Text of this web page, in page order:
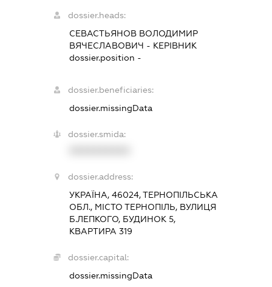
dossier.heads:
СЕВАСТЬЯНОВ ВОЛОДИМИР
ВЯЧЕСЛАВОВИЧ - КЕРІВНИК
dossier.position -
dossier.beneficiaries:
dossier.missingData
dossier.smida:
dossier.address:
УКРАЇНА, 46024, ТЕРНОПІЛЬСЬКА
ОБЛ., МІСТО ТЕРНОПІЛЬ, ВУЛИЦЯ
Б.ЛЕПКОГО, БУДИНОК 5,
КВАРТИРА 319
dossier.capital:
dossier.missingData